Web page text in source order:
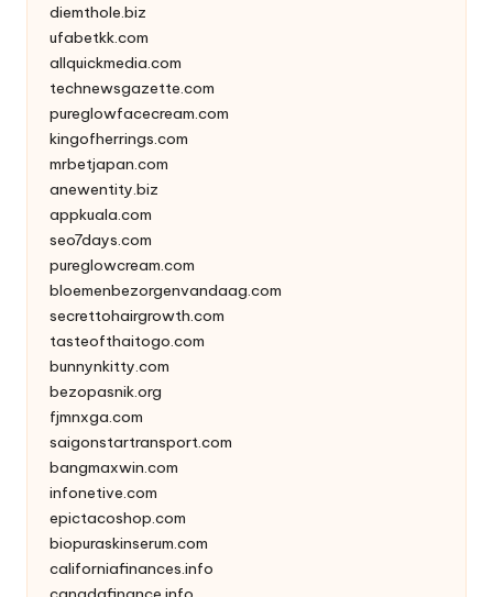
diemthole.biz
ufabetkk.com
allquickmedia.com
technewsgazette.com
pureglowfacecream.com
kingofherrings.com
mrbetjapan.com
anewentity.biz
appkuala.com
seo7days.com
pureglowcream.com
bloemenbezorgenvandaag.com
secrettohairgrowth.com
tasteofthaitogo.com
bunnynkitty.com
bezopasnik.org
fjmnxga.com
saigonstartransport.com
bangmaxwin.com
infonetive.com
epictacoshop.com
biopuraskinserum.com
californiafinances.info